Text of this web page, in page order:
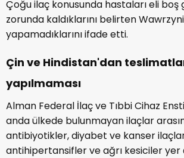
Çoğu ilaç konusunda hastaları eli
zorunda kaldıklarını belirten
yapamadıklarını ifade etti.
Çin ve Hindistan'dan
yapılmaması
Alman Federal İlaç ve Tıbbi Cihaz
anda ülkede bulunmayan ilaçlar
antibiyotikler, diyabet ve kanser
antihipertansifler ve ağrı kesiciler yer